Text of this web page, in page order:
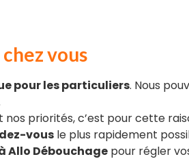
vous
pour les particuliers. Nous
priorités, c’est pour cette
vous le plus rapidement
Allo Débouchage pour régler